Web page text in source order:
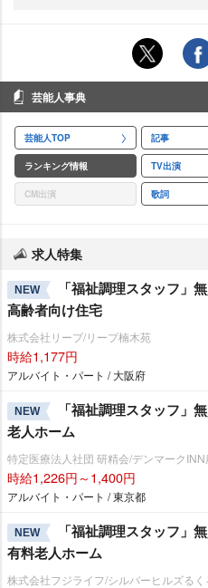
芸能人事典
芸能人TOP 記事
ランキング情報 TV出演
CM出演 歌詞
求人特集
NEW
「福祉調理スタッフ」
高齢者向け住宅
株式会社リープ/リープ楠木苑
時給1,177円
アルバイト・パート / 大阪府
NEW
「福祉調理スタッフ」
老人ホーム
特定医療法人社団 研精会/デンマークINN
時給1,226円～1,400円
アルバイト・パート / 東京都
NEW
「福祉調理スタッフ」
有料老人ホーム
株式会社フジライフ/シルバーヒルズるく